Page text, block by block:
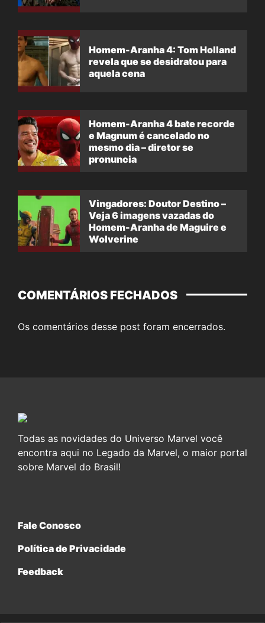
Homem-Aranha 4: Tom Holland
revela que se desidratou para
aquela cena
Homem-Aranha 4 bate recorde
e Magnum é cancelado no
mesmo dia – diretor se
pronuncia
Vingadores: Doutor Destino –
Veja 6 imagens vazadas do
Homem-Aranha de Maguire e
Wolverine
COMENTÁRIOS FECHADOS
Os comentários desse post foram encerrados.
Todas as novidades do Universo Marvel você
encontra aqui no Legado da Marvel, o maior portal
sobre Marvel do Brasil!
Fale Conosco
Política de Privacidade
Feedback